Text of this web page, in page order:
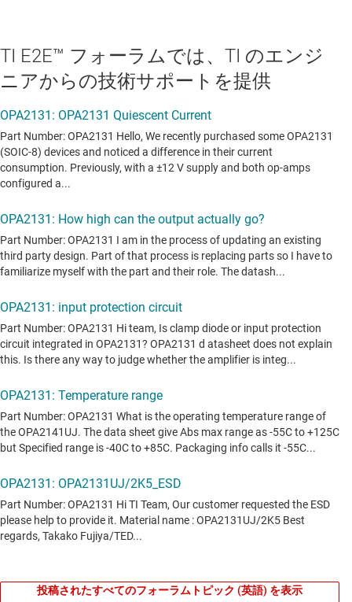
TI E2E™ フォーラムでは、TI のエンジ
ニアからの技術サポートを提供
投稿されたすべてのフォーラムトピック (英語) を表示